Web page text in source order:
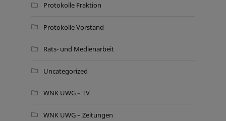
Protokolle Fraktion
Protokolle Vorstand
Rats- und Medienarbeit
Uncategorized
WNK UWG – TV
WNK UWG – Zeitungen